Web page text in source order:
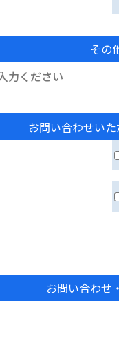
その
お問い合わせい
お問い合わせ